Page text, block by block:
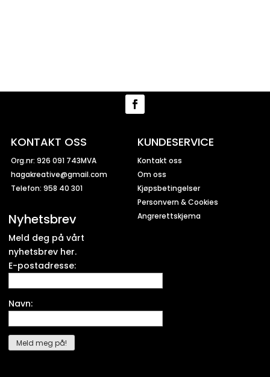
KONTAKT OSS
Org.nr: 926 091 743MVA
hagakreative@gmail.com
Telefon: 958 40 301
Nyhetsbrev
Meld deg på vårt
nyhetsbrev her.
E-postadresse:
Navn:
KUNDESERVICE
Kontakt oss
Om oss
Kjøpsbetingelser
Personvern & Cookies
Angrerettskjema